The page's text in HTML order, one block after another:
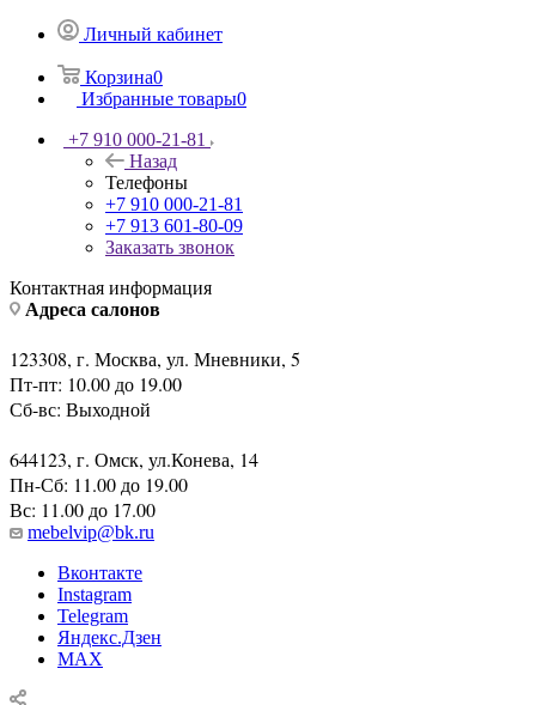
Личный кабинет
Корзина0
Избранные товары0
+7 910 000-21-81
Назад
Телефоны
+7 910 000-21-81
+7 913 601-80-09
Заказать звонок
Контактная информация
Адреса салонов
123308, г. Москва, ул. Мневники, 5
Пт-пт: 10.00 до 19.00
Сб-вс: Выходной
644123, г. Омск, ул.Конева, 14
Пн-Сб: 11.00 до 19.00
Вс: 11.00 до 17.00
mebelvip@bk.ru
Вконтакте
Instagram
Telegram
Яндекс.Дзен
MAX